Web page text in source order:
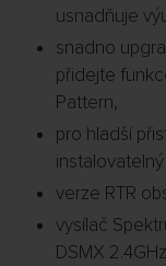
usnadňuje
snadno
přidejte
Pattern,
pro hladší
verze RTR
vysílač
DSMX